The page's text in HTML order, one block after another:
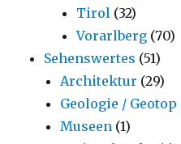
Tirol (32)
Vorarlberg (70)
Sehenswertes (51)
Architektur (29)
Geologie / Geotop
Museen (1)